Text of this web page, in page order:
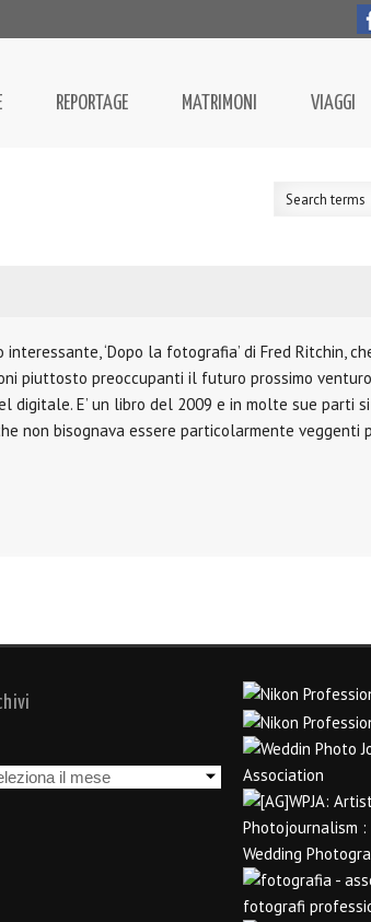
REPORTAGE MATRIMONI VIAGGI
‘Dopo la fotografia’ di Fred Ritchin,
piuttosto preoccupanti il futuro prossimo
digitale. E’ un libro del 2009 e in molte sue parti
non bisognava essere particolarmente veggenti